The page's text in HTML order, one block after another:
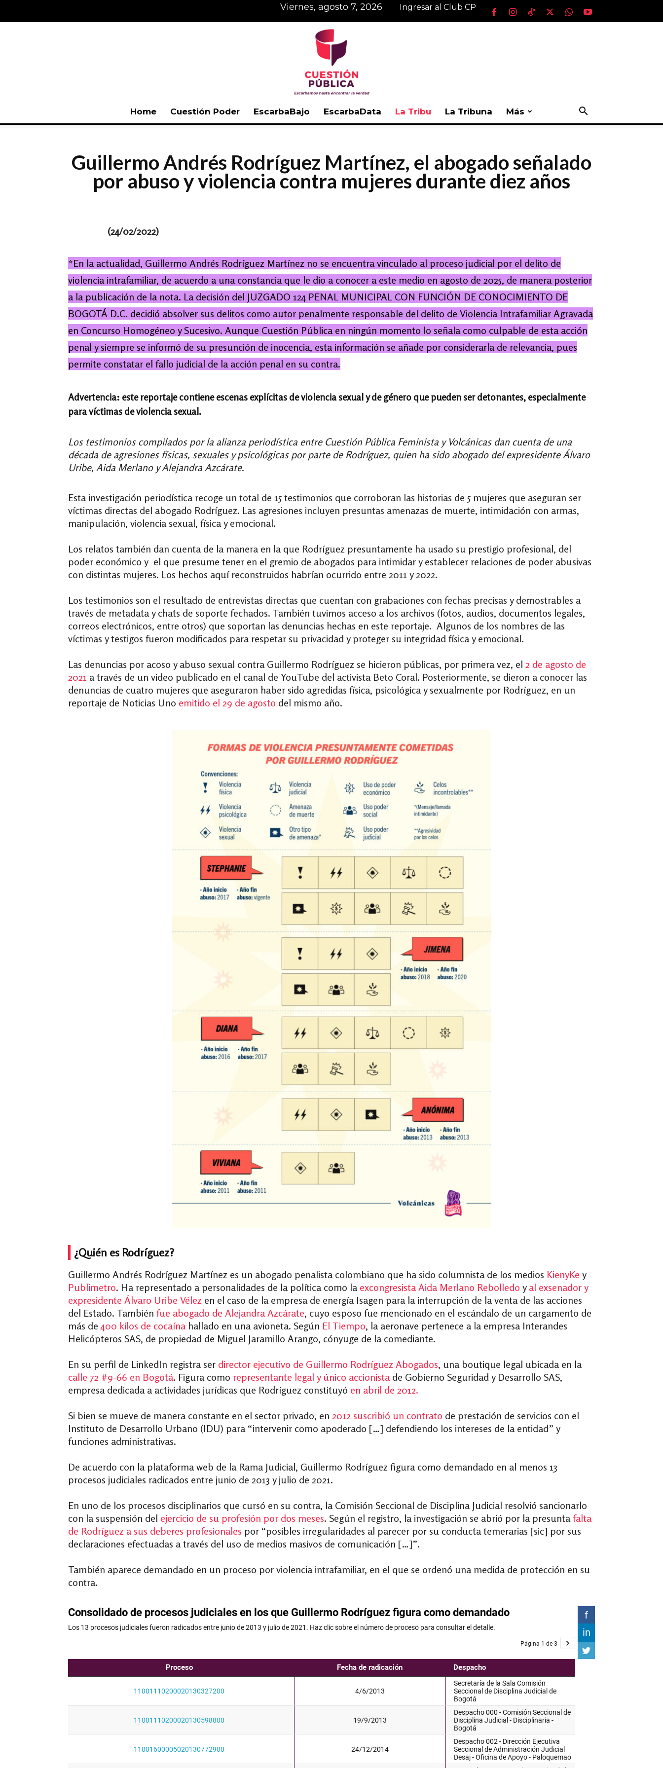
viernes, agosto 7, 2026 Ingresar al Club CP
Home Cuestión Poder EscarbaBajo EscarbaData La Tribu La Tribuna Más
Guillermo Andrés Rodríguez Martínez, el abogado señalado
por abuso y violencia contra mujeres durante diez años
(24/02/2022)
*En la actualidad, Guillermo Andrés Rodríguez Martínez no se encuentra vinculado al proceso judicial por el delito de
violencia intrafamiliar, de acuerdo a una constancia que le dio a conocer a este medio en agosto de 2025, de manera posterior
a la publicación de la nota. La decisión del JUZGADO 124 PENAL MUNICIPAL CON FUNCIÓN DE CONOCIMIENTO DE
BOGOTÁ D.C. decidió absolver sus delitos como autor penalmente responsable del delito de Violencia Intrafamiliar Agravada
en Concurso Homogéneo y Sucesivo. Aunque Cuestión Pública en ningún momento lo señala como culpable de esta acción
penal y siempre se informó de su presunción de inocencia, esta información se añade por considerarla de relevancia, pues
permite constatar el fallo judicial de la acción penal en su contra.
Advertencia: este reportaje contiene escenas explícitas de violencia sexual y de género que pueden ser detonantes, especialmente
para víctimas de violencia sexual.
Los testimonios compilados por la alianza periodística entre Cuestión Pública Feminista y Volcánicas dan cuenta de una
década de agresiones físicas, sexuales y psicológicas por parte de Rodríguez, quien ha sido abogado del expresidente Álvaro
Uribe, Aida Merlano y Alejandra Azcárate.
Esta investigación periodística recoge un total de 15 testimonios que corroboran las historias de 5 mujeres que aseguran ser
víctimas directas del abogado Rodríguez. Las agresiones incluyen presuntas amenazas de muerte, intimidación con armas,
manipulación, violencia sexual, física y emocional.
Los relatos también dan cuenta de la manera en la que Rodríguez presuntamente ha usado su prestigio profesional, del
poder económico y el que presume tener en el gremio de abogados para intimidar y establecer relaciones de poder abusivas
con distintas mujeres. Los hechos aquí reconstruidos habrían ocurrido entre 2011 y 2022.
Los testimonios son el resultado de entrevistas directas que cuentan con grabaciones con fechas precisas y demostrables a
través de metadata y chats de soporte fechados. También tuvimos acceso a los archivos (fotos, audios, documentos legales,
correos electrónicos, entre otros) que soportan las denuncias hechas en este reportaje. Algunos de los nombres de las
víctimas y testigos fueron modificados para respetar su privacidad y proteger su integridad física y emocional.
Las denuncias por acoso y abuso sexual contra Guillermo Rodríguez se hicieron públicas, por primera vez, el 2 de agosto de
2021 a través de un video publicado en el canal de YouTube del activista Beto Coral. Posteriormente, se dieron a conocer las
denuncias de cuatro mujeres que aseguraron haber sido agredidas física, psicológica y sexualmente por Rodríguez, en un
reportaje de Noticias Uno emitido el 29 de agosto del mismo año.
¿Quién es Rodríguez?
Guillermo Andrés Rodríguez Martínez es un abogado penalista colombiano que ha sido columnista de los medios KienyKe y
Publimetro. Ha representado a personalidades de la política como la excongresista Aida Merlano Rebolledo y al exsenador y
expresidente Álvaro Uribe Vélez en el caso de la empresa de energía Isagen para la interrupción de la venta de las acciones
del Estado. También fue abogado de Alejandra Azcárate, cuyo esposo fue mencionado en el escándalo de un cargamento de
más de400 kilos de cocaínahallado en una avioneta. Según El Tiempo, la aeronave pertenece a la empresa Interandes
Helicópteros SAS, de propiedad de Miguel Jaramillo Arango, cónyuge de la comediante.
En su perfil de LinkedIn registra ser director ejecutivo de Guillermo Rodríguez Abogados, una boutique legal ubicada en la
calle 72 #9-66 en Bogotá. Figura como representante legal y único accionistade Gobierno Seguridad y Desarrollo SAS,
empresa dedicada a actividades jurídicas que Rodríguez constituyó en abril de 2012.
Si bien se mueve de manera constante en el sector privado, en 2012 suscribió un contrato de prestación de servicios con el
Instituto de Desarrollo Urbano (IDU) para “intervenir como apoderado […] defendiendo los intereses de la entidad” y
funciones administrativas.
De acuerdo con la plataforma web de la Rama Judicial, Guillermo Rodríguez figura como demandado en al menos 13
procesos judiciales radicados entre junio de 2013 y julio de 2021.
En uno de los procesos disciplinarios que cursó en su contra, la Comisión Seccional de Disciplina Judicial resolvió sancionarlo
con la suspensión del ejercicio de su profesión por dos meses. Según el registro, la investigación se abrió por la presuntafalta
de Rodríguez a sus deberes profesionales por “posibles irregularidades al parecer por su conducta temerarias [sic] por sus
declaraciones efectuadas a través del uso de medios masivos de comunicación […]”.
También aparece demandado en un proceso por violencia intrafamiliar, en el que se ordenó una medida de protección en su
contra.